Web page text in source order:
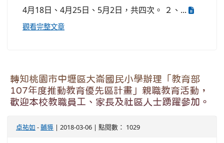
4月18日、4月25日、5月2日，共四次。 ２、...
觀看完整文章
轉知桃園市中壢區大崙國民小學辦理「教育部
107年度推動教育優先區計畫」親職教育活動，
歡迎本校教職員工、家長及社區人士踴躍參加。
卓祐如 -輔導 | 2018-03-06 | 點閱數： 1029